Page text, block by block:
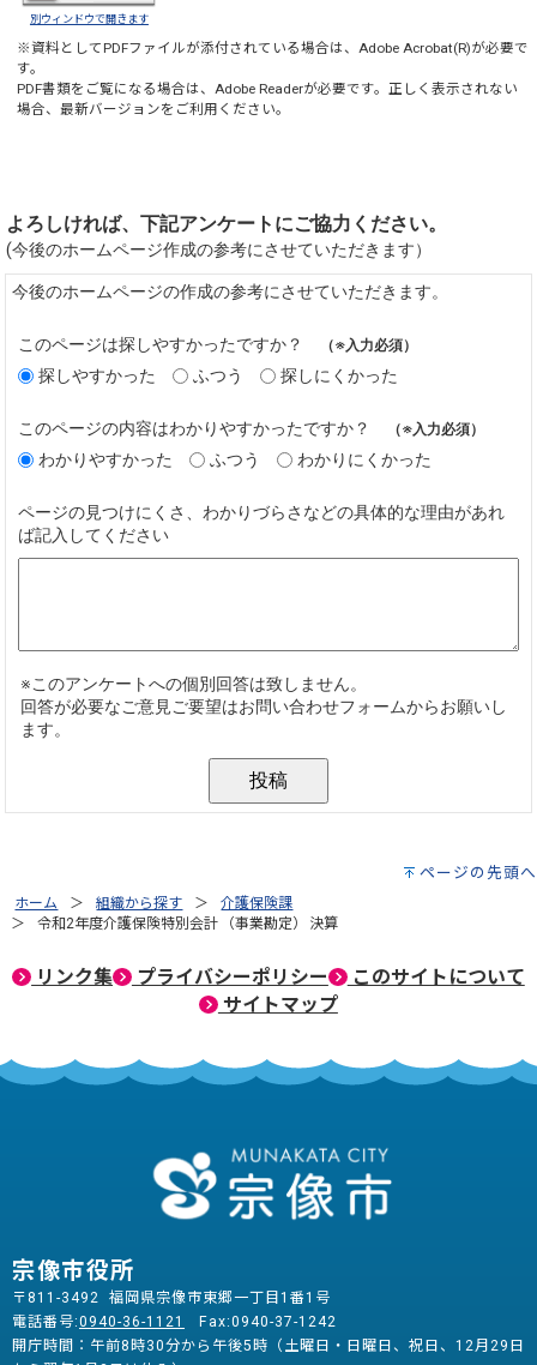
別ウィンドウで開きます
※資料としてPDFファイルが添付されている場合は、Adobe Acrobat(R)が必要で
す。
PDF書類をご覧になる場合は、Adobe Readerが必要です。正しく表示されない
場合、最新バージョンをご利用ください。
ページの先頭へ
ホーム 組織から探す
介護保険課
令和2年度介護保険特別会計 （事業勘定） 決算
リンク集 プライバシーポリシー
このサイトについて
サイトマップ
宗像市役所
〒811-3492 福岡県宗像市東郷一丁目1番1号
電話番号:0940-36-1121
Fax:0940-37-1242
開庁時間：午前8時30分から午後5時（土曜日・日曜日、祝日、12月29日